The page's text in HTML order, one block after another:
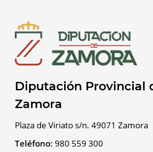
Diputación Provincial
Zamora
Plaza de Viriato s/n. 49071 Zamora
Teléfono: 980 559 300